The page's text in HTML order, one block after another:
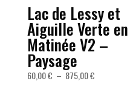
Lac de Lessy et
Aiguille Verte en
Matinée V2 –
Paysage
60,00€ – 875,00€Plage